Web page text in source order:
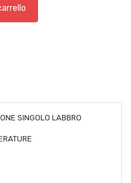
SINGOLO LABBRO